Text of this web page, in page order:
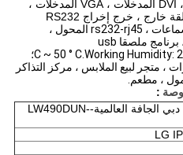
2 × HDMI المدخلات ، DVI المدخلات ، VGA المدخلات ،
اكسسوارات: الإنجليزية دليل ، شماعات ، rs232-rj45 المحول ،
، متجر لبيع الملابس ، مركز التذاكر
، مطعم.
:
أحواض دبي الجافة العالمية-LW490DUN-
LG